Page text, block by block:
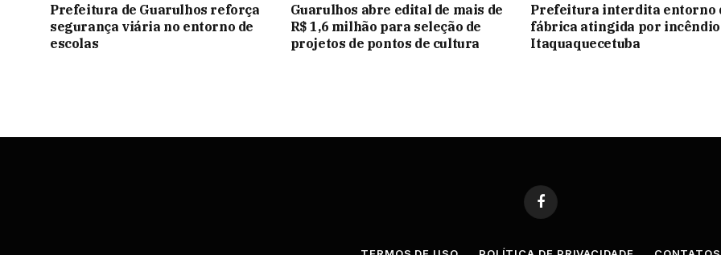
Prefeitura de Guarulhos reforça
segurança viária no entorno de
escolas
Guarulhos abre edital de mais de
R$ 1,6 milhão para seleção de
projetos de pontos de cultura
Prefeitura interdita entorno
fábrica atingida por
Itaquaquecetuba
Facebook